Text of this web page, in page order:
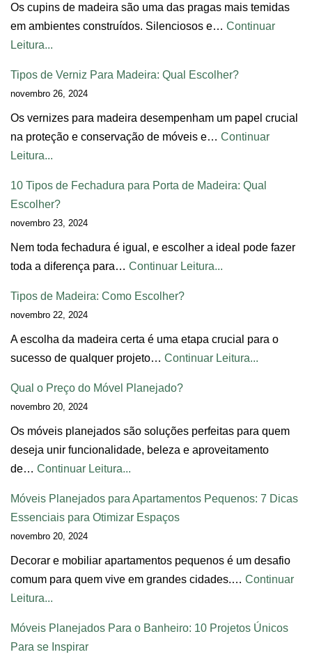
Os cupins de madeira são uma das pragas mais temidas
em ambientes construídos. Silenciosos e… Continuar
Leitura...
Tipos de Verniz Para Madeira: Qual Escolher?
novembro 26, 2024
Os vernizes para madeira desempenham um papel crucial
na proteção e conservação de móveis e… Continuar
Leitura...
10 Tipos de Fechadura para Porta de Madeira: Qual
Escolher?
novembro 23, 2024
Nem toda fechadura é igual, e escolher a ideal pode fazer
toda a diferença para… Continuar Leitura...
Tipos de Madeira: Como Escolher?
novembro 22, 2024
A escolha da madeira certa é uma etapa crucial para o
sucesso de qualquer projeto… Continuar Leitura...
Qual o Preço do Móvel Planejado?
novembro 20, 2024
Os móveis planejados são soluções perfeitas para quem
deseja unir funcionalidade, beleza e aproveitamento
de… Continuar Leitura...
Móveis Planejados para Apartamentos Pequenos: 7 Dicas
Essenciais para Otimizar Espaços
novembro 20, 2024
Decorar e mobiliar apartamentos pequenos é um desafio
comum para quem vive em grandes cidades.… Continuar
Leitura...
Móveis Planejados Para o Banheiro: 10 Projetos Únicos
Para se Inspirar